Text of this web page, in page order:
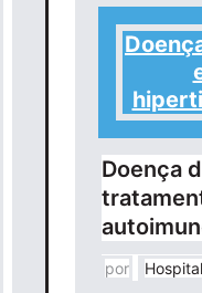
Doença
por